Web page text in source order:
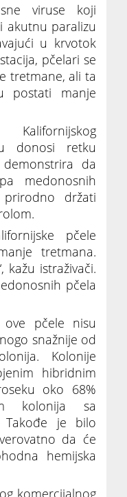
viruse koji
akutnu paralizu
u krvotok
pčelari se
tretmane, ali ta
postati manje
donosi retku
da
medonosnih
držati
pčele
tretmana.
kažu istraživači.
pčela
pčele nisu
snažnije od
Kolonije
hibridnim
oko 68%
kolonija sa
Takođe je bilo
da će
hemijska
komercijalnog